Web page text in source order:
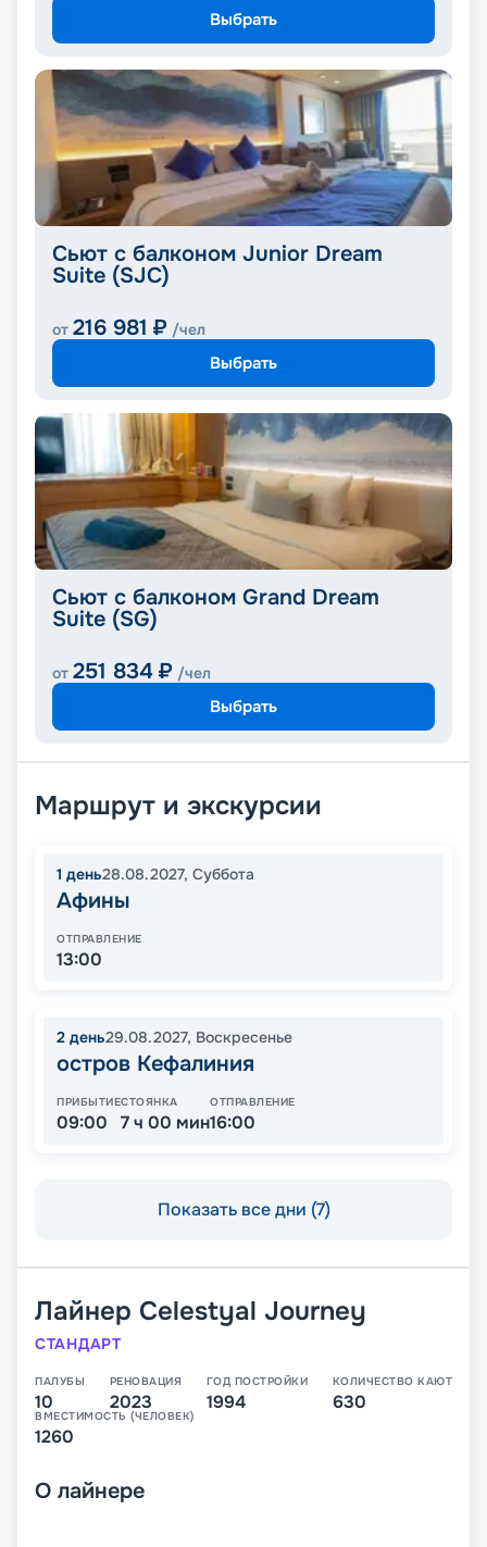
Выбрать
Сьют с балконом Junior Dream
Suite (SJC)
от 216 981 ₽ /чел
Выбрать
Сьют с балконом Grand Dream
Suite (SG)
от 251 834 ₽ /чел
Выбрать
Маршрут и экскурсии
1 день28.08.2027, Суббота
Афины
ОТПРАВЛЕНИЕ
13:00
2 день29.08.2027, Воскресенье
остров Кефалиния
ПРИБЫТИЕ
09:00
СТОЯНКА
7 ч 00 мин
ОТПРАВЛЕНИЕ
16:00
Показать все дни (7)
Лайнер Celestyal Journey
СТАНДАРТ
ПАЛУБЫ
10
РЕНОВАЦИЯ
2023
ГОД ПОСТРОЙКИ
1994
КОЛИЧЕСТВО КАЮТ
630
ВМЕСТИМОСТЬ (ЧЕЛОВЕК)
1260
О лайнере